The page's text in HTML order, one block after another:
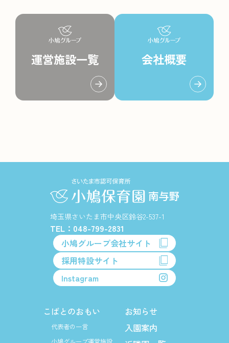
運営施設一覧 会社概要
埼玉県さいたま市中央区鈴谷2-537-1
TEL：048-799-2831
小鳩グループ会社サイト
採用特設サイト
Instagram
こばとのおもい
代表者の一言
お知らせ
入園案内